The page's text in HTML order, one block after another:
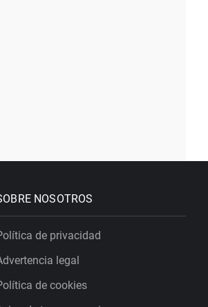
NOSOTROS
de privacidad
legal
de cookies